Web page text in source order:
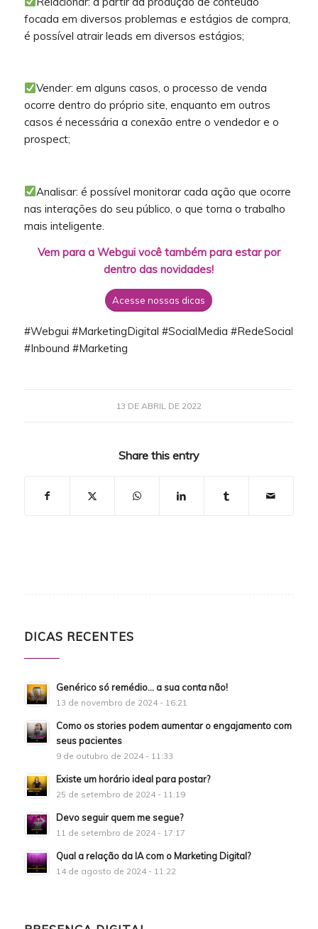
focada em diversos problemas e estágios de compra,
é possível atrair leads em diversos estágios;
Vender: em alguns casos, o processo de venda
ocorre dentro do próprio site, enquanto em outros
casos é necessária a conexão entre o vendedor e o
prospect;
Analisar: é possível monitorar cada ação que ocorre
nas interações do seu público, o que torna o trabalho
mais inteligente.
Vem para a Webgui você também para estar por
dentro das novidades!
Acesse nossas dicas
#Webgui #MarketingDigital #SocialMedia #RedeSocial
#Inbound #Marketing
13 DE ABRIL DE 2022
Share this entry
DICAS RECENTES
Genérico só remédio… a sua conta não!
13 de novembro de 2024 - 16:21
Como os stories podem aumentar o engajamento com
seus pacientes
9 de outubro de 2024 - 11:33
Existe um horário ideal para postar?
25 de setembro de 2024 - 11:19
Devo seguir quem me segue?
11 de setembro de 2024 - 17:17
Qual a relação da IA com o Marketing Digital?
14 de agosto de 2024 - 11:22